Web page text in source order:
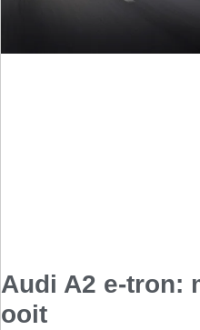
Audi A2 e-tron:
ooit